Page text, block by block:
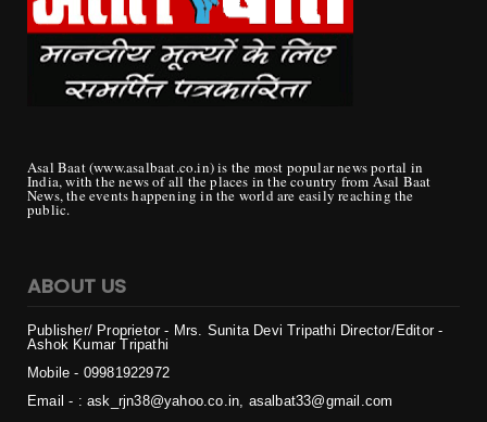
Asal Baat (www.asalbaat.co.in) is the most popular news portal in
ABOUT US
Ashok Kumar Tripathi
Email - : ask_rjn38@yahoo.co.in, asalbat33@gmail.com
Office - : block 7, F1 c, Room No. 301, Sector 27, Housing Board
Colony, Naya Raipur, Chhattisgarh 492009